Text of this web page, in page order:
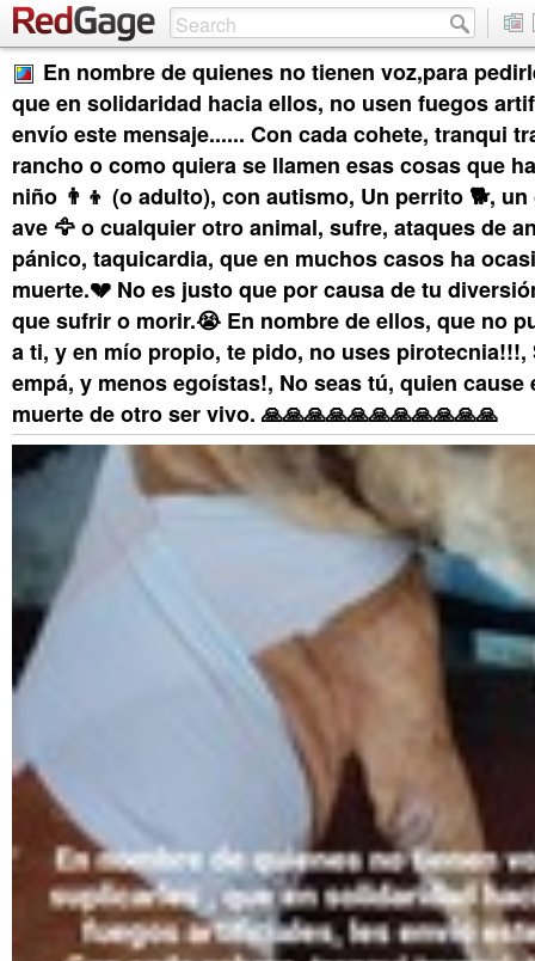
En nombre de quienes no tienen voz,para
que en solidaridad hacia ellos, no usen fuegos
envío este mensaje...... Con cada cohete, tranqui
rancho o como quiera se llamen esas cosas que
niño 👨‍👦 (o adulto), con autismo, Un perrito 🐕,
ave 🦅 o cualquier otro animal, sufre, ataques de
pánico, taquicardia, que en muchos casos ha
muerte.💔 No es justo que por causa de tu
que sufrir o morir.😭 En nombre de ellos, que no
a ti, y en mío propio, te pido, no uses pirotecnia!!!,
empá, y menos egoístas!, No seas tú, quien
muerte de otro ser vivo. 🙏🙏🙏🙏🙏🙏🙏🙏🙏🙏🙏